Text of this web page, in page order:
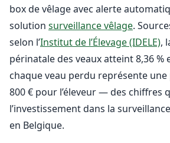
box de vêlage avec alerte
solution surveillance vêlage.
selon l’Institut de l’Élevage (IDELE),
périnatale des veaux atteint 8,36 %
chaque veau perdu représente une
800 € pour l’éleveur — des chiffres
l’investissement dans la
en Belgique.